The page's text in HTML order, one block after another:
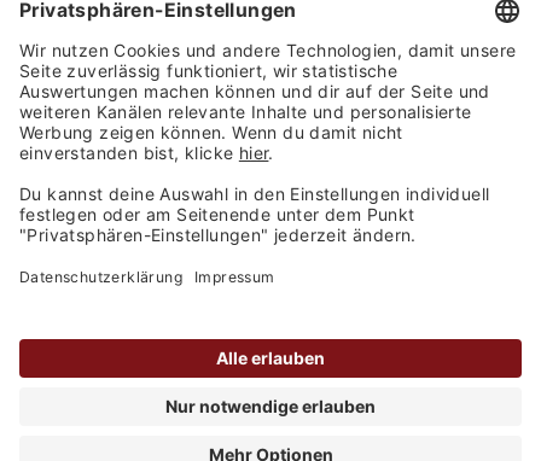
Versand
Finden Sie uns auf: